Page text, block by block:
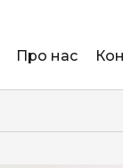
Про нас